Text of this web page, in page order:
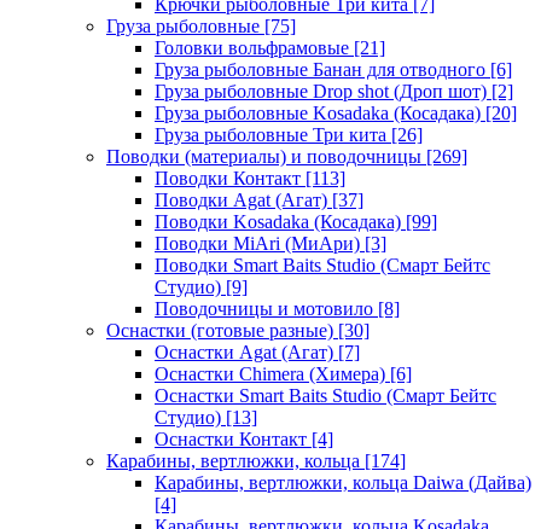
Крючки рыболовные Три кита [7]
Груза рыболовные [75]
Головки вольфрамовые [21]
Груза рыболовные Банан для отводного [6]
Груза рыболовные Drop shot (Дроп шот) [2]
Груза рыболовные Kosadaka (Косадака) [20]
Груза рыболовные Три кита [26]
Поводки (материалы) и поводочницы [269]
Поводки Контакт [113]
Поводки Agat (Агат) [37]
Поводки Kosadaka (Косадака) [99]
Поводки MiAri (МиАри) [3]
Поводки Smart Baits Studio (Смарт Бейтс
Студио) [9]
Поводочницы и мотовило [8]
Оснастки (готовые разные) [30]
Оснастки Agat (Агат) [7]
Оснастки Chimera (Химера) [6]
Оснастки Smart Baits Studio (Смарт Бейтс
Студио) [13]
Оснастки Контакт [4]
Карабины, вертлюжки, кольца [174]
Карабины, вертлюжки, кольца Daiwa (Дайва)
[4]